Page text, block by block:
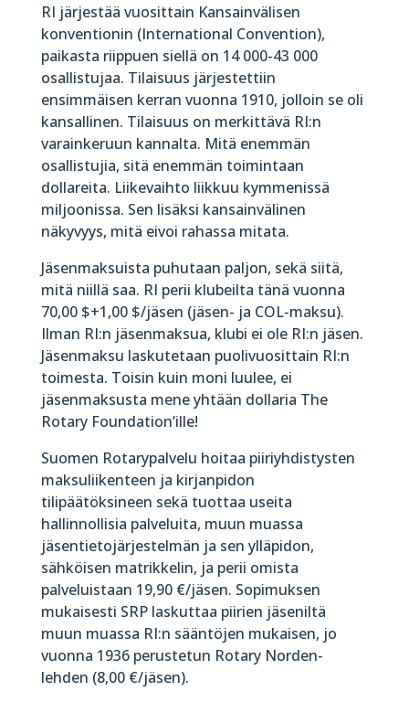
RI järjestää vuosittain Kansainvälisen
konventionin (International Convention),
paikasta riippuen siellä on 14 000-43 000
osallistujaa. Tilaisuus järjestettiin
ensimmäisen kerran vuonna 1910, jolloin se oli
kansallinen. Tilaisuus on merkittävä RI:n
varainkeruun kannalta. Mitä enemmän
osallistujia, sitä enemmän toimintaan
dollareita. Liikevaihto liikkuu kymmenissä
miljoonissa. Sen lisäksi kansainvälinen
näkyvyys, mitä eivoi rahassa mitata.
Jäsenmaksuista puhutaan paljon, sekä siitä,
mitä niillä saa. RI perii klubeilta tänä vuonna
70,00 $+1,00 $/jäsen (jäsen- ja COL-maksu).
Ilman RI:n jäsenmaksua, klubi ei ole RI:n jäsen.
Jäsenmaksu laskutetaan puolivuosittain RI:n
toimesta. Toisin kuin moni luulee, ei
jäsenmaksusta mene yhtään dollaria The
Rotary Foundation’ille!
Suomen Rotarypalvelu hoitaa piiriyhdistysten
maksuliikenteen ja kirjanpidon
tilipäätöksineen sekä tuottaa useita
hallinnollisia palveluita, muun muassa
jäsentietojärjestelmän ja sen ylläpidon,
sähköisen matrikkelin, ja perii omista
palveluistaan 19,90 €/jäsen. Sopimuksen
mukaisesti SRP laskuttaa piirien jäseniltä
muun muassa RI:n sääntöjen mukaisen, jo
vuonna 1936 perustetun Rotary Norden-
lehden (8,00 €/jäsen).